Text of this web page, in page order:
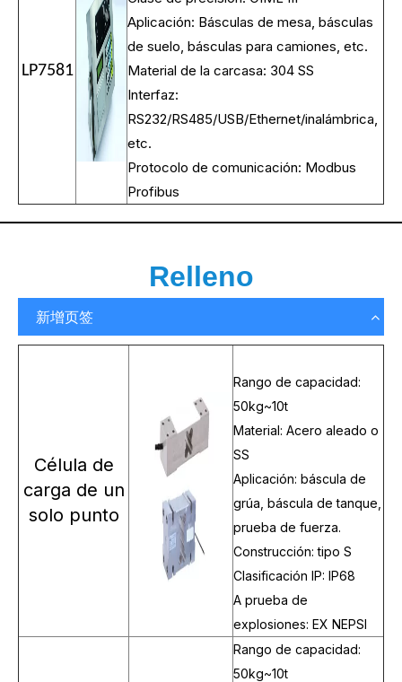
LP7581
Aplicación: Básculas de mesa, básculas
de suelo, básculas para camiones, etc.
Material de la carcasa: 304 SS
Interfaz:
RS232/RS485/USB/Ethernet/inalámbrica,
etc.
Protocolo de comunicación: Modbus
Profibus
Relleno
新增页签
Célula de
carga de un
solo punto
Rango de capacidad:
50kg~10t
Material: Acero aleado o
SS
Aplicación: báscula de
grúa, báscula de tanque,
prueba de fuerza.
Construcción: tipo S
Clasificación IP: IP68
A prueba de
explosiones: EX NEPSI
Rango de capacidad:
50kg~10t